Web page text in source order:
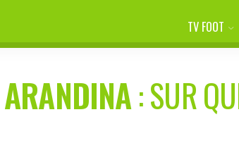
TV FOOT
ARANDINA: SUR